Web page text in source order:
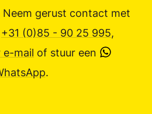
Neem gerust contact met
+31 (0)85 - 90 25 995,
mail of stuur een
.